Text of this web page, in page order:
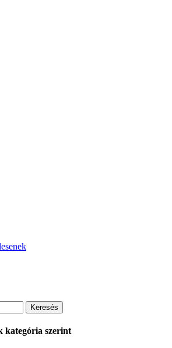
Keresés
kategória szerint